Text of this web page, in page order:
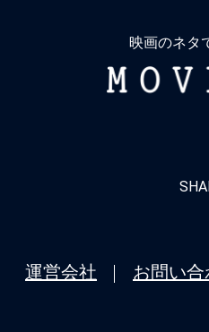
映画のネタ
MOVIE
運営会社 お問い